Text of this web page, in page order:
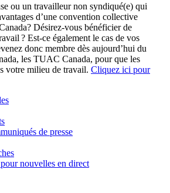
ou un travailleur non syndiqué(e) qui
d’une convention collective
Désirez-vous bénéficier de
? Est-ce également le cas de vos
donc membre dès aujourd’hui du
les TUAC Canada, pour que les
votre milieu de travail. Cliquez ici pour
de presse
nouvelles en direct